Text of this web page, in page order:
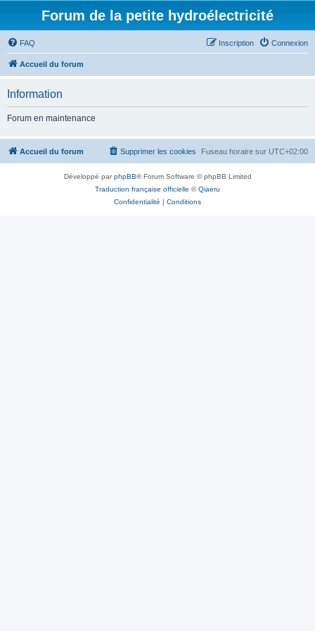
Forum de la petite hydroélectricité
FAQ Connexion
Inscription
Accueil du forum
Information
Forum en maintenance
Accueil du forum Fuseau horaire sur UTC+02:00
Supprimer les cookies
Développé parphpBB® Forum Software © phpBB Limited
Traduction française officielle ©Qiaeru
Confidentialité | Conditions